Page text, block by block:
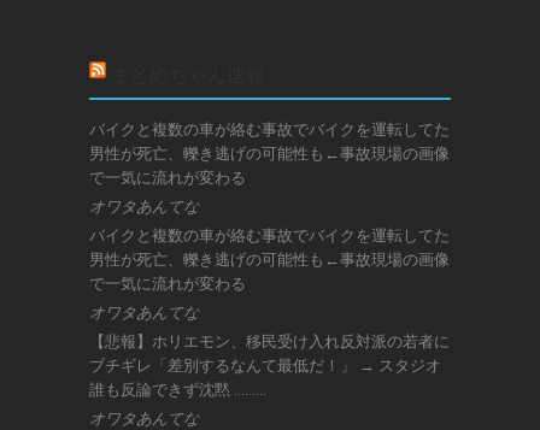
バイクと複数の車が絡む事故でバイクを運転してた
男性が死亡、轢き逃げの可能性も←事故現場の画像
で一気に流れが変わる
オワタあんてな
バイクと複数の車が絡む事故でバイクを運転してた
男性が死亡、轢き逃げの可能性も←事故現場の画像
で一気に流れが変わる
オワタあんてな
【悲報】ホリエモン、移民受け入れ反対派の若者に
ブチギレ「差別するなんて最低だ！」 → スタジオ
誰も反論できず沈黙 ………
オワタあんてな